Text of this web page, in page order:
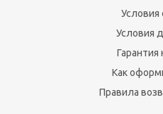
Условия
Условия
Гарантия
Как
Правила